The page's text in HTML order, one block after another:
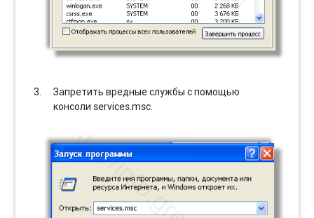
Запретить вредные службы с помощью
консоли services.msc.